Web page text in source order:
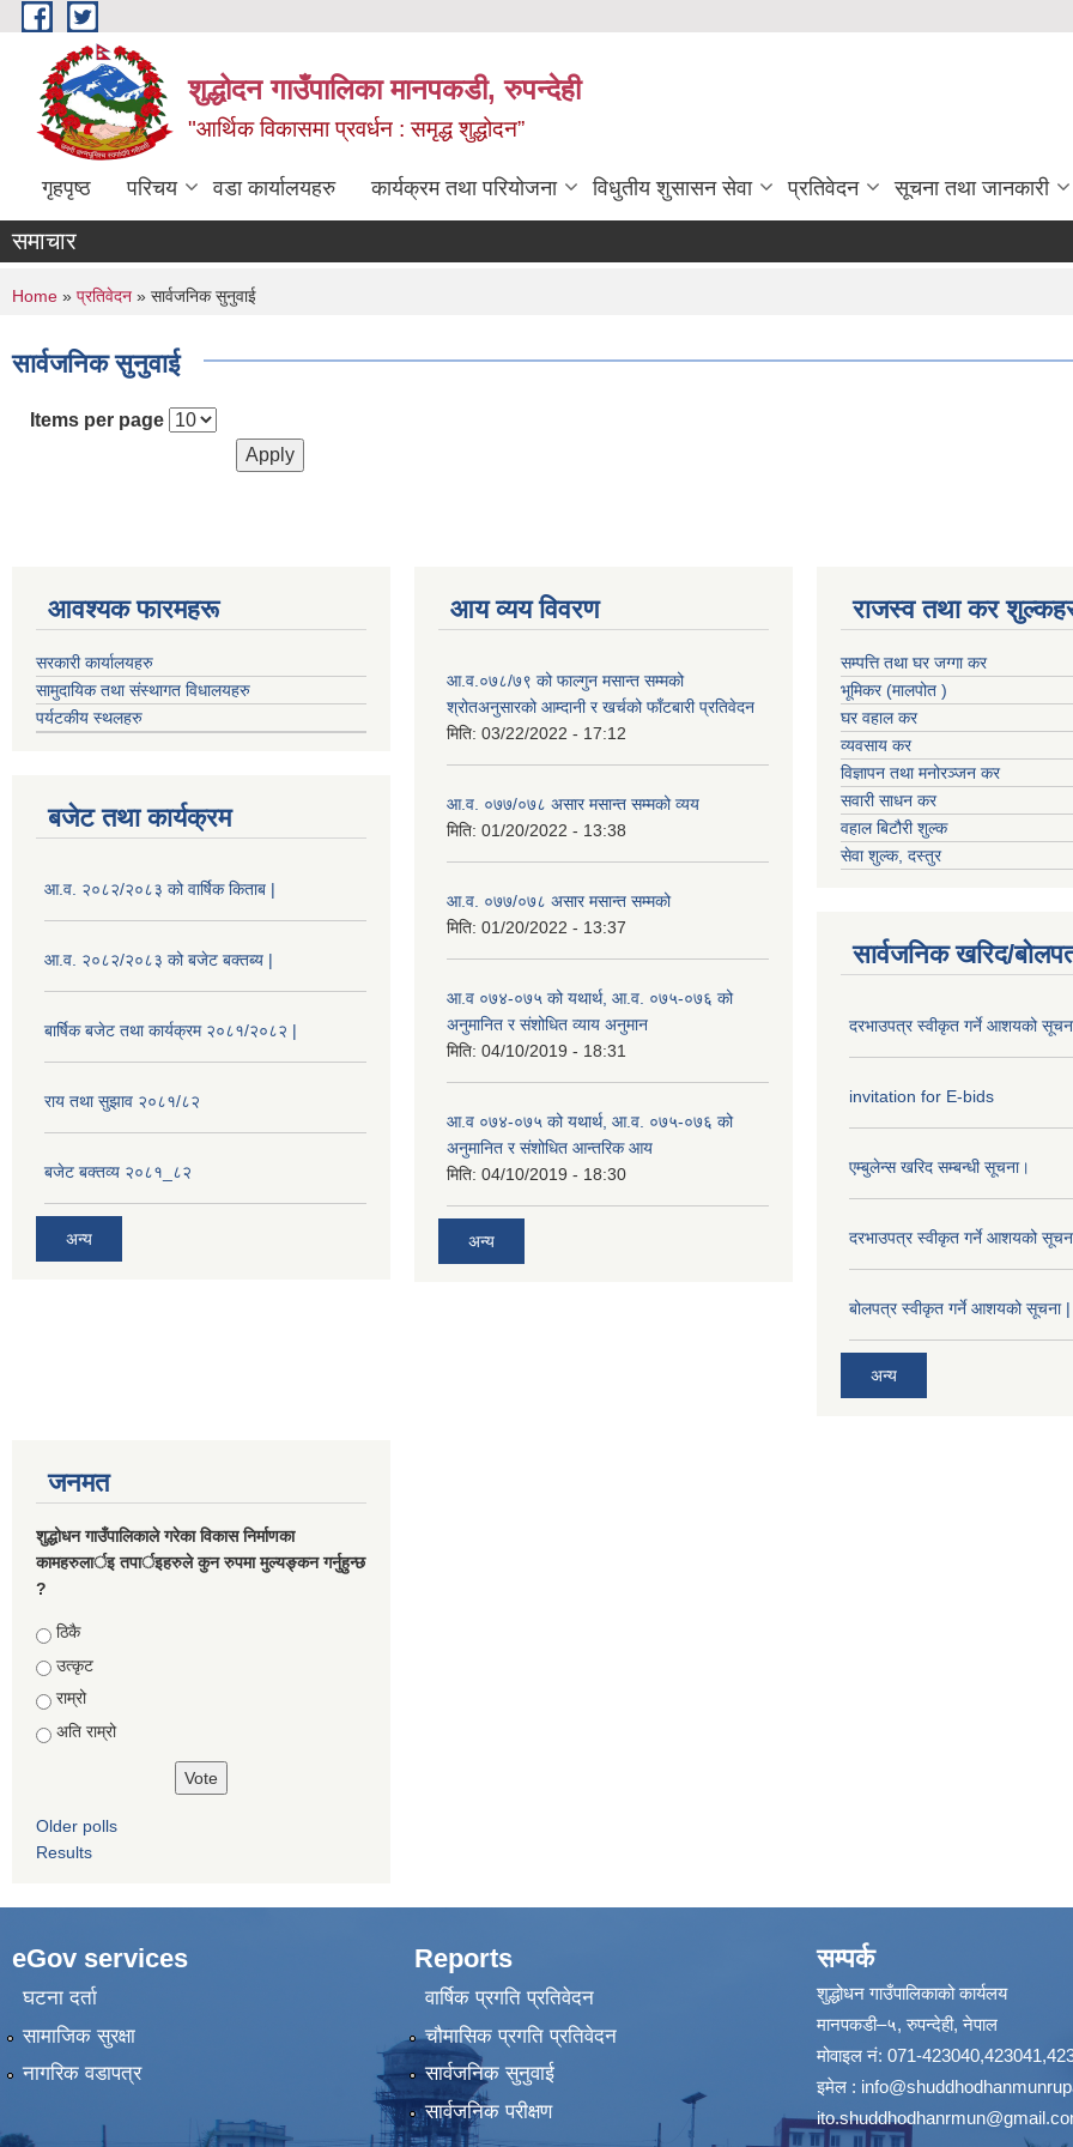
Skip to main content
शुद्धोदन गाउँपालिका मानपकडी, रुपन्देही
"आर्थिक विकासमा प्रवर्धन : समृद्ध शुद्धोदन”
गृहपृष्ठ परिचय वडा कार्यालयहरु कार्यक्रम तथा परियोजना विधुतीय शुसासन सेवा प्रतिवेदन सूचना तथा जानकारी
समाचार
You are here
Home » प्रतिवेदन » सार्वजनिक सुनुवाई
सार्वजनिक सुनुवाई
Items per page
आवश्यक फारमहरू
सरकारी कार्यालयहरु
सामुदायिक तथा संस्थागत विधालयहरु
पर्यटकीय स्थलहरु
बजेट तथा कार्यक्रम
आ.व. २०८२/२०८३ को वार्षिक किताब |
आ.व. २०८२/२०८३ को बजेट बक्तब्य |
बार्षिक बजेट तथा कार्यक्रम २०८१/२०८२ |
राय तथा सुझाव २०८१/८२
बजेट बक्तव्य २०८१_८२
अन्य
आय व्यय विवरण
आ.व.०७८/७९ को फाल्गुन मसान्त सम्मको
श्रोतअनुसारको आम्दानी र खर्चको फाँटबारी प्रतिवेदन
मिति: 03/22/2022 - 17:12
आ.व. ०७७/०७८ असार मसान्त सम्मको व्यय
मिति: 01/20/2022 - 13:38
आ.व. ०७७/०७८ असार मसान्त सम्मको
मिति: 01/20/2022 - 13:37
आ.व ०७४-०७५ को यथार्थ, आ.व. ०७५-०७६ को
अनुमानित र संशोधित व्याय अनुमान
मिति: 04/10/2019 - 18:31
आ.व ०७४-०७५ को यथार्थ, आ.व. ०७५-०७६ को
अनुमानित र संशोधित आन्तरिक आय
मिति: 04/10/2019 - 18:30
अन्य
राजस्व तथा कर
सम्पत्ति तथा घर जग्गा कर
भूमिकर (मालपोत )
घर वहाल कर
व्यवसाय कर
विज्ञापन तथा मनोरञ्जन कर
सवारी साधन कर
वहाल बिटौरी शुल्क
सेवा शुल्क, दस्तुर
सार्वजनिक खरिद/
दरभाउपत्र स्वीकृत गर्ने आशयको
invitation for E-bids
एम्बुलेन्स खरिद सम्बन्धी सूचना।
दरभाउपत्र स्वीकृत गर्ने आशयको
बोलपत्र स्वीकृत गर्ने आशयको सूचना |
अन्य
जनमत
शुद्धोधन गाउँपालिकाले गरेका विकास निर्माणका
कामहरुलार्इ तपार्इहरुले कुन रुपमा मुल्यङ्कन गर्नुहुन्छ
?
Choices
ठिकै
उत्कृट
राम्रो
अति राम्रो
Older polls
Results
eGov services
घटना दर्ता
सामाजिक सुरक्षा
नागरिक वडापत्र
Reports
वार्षिक प्रगति प्रतिवेदन
चौमासिक प्रगति प्रतिवेदन
सार्वजनिक सुनुवाई
सार्वजनिक परीक्षण
सम्पर्क
शुद्धोधन गाउँपालिकाको कार्यलय
मानपकडी–५, रुपन्देही, नेपाल
मोवाइल नं: 071-
इमेल :